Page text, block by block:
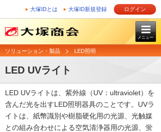
大塚IDとは 大塚ID新規登録 ログイン
メニュー
ソリューション・製品 LED照明
LED UVライト
LED UVライトは、紫外線（UV：ultraviolet）を
含んだ光を出すLED照明器具のことです。UVラ
イトは、紙幣識別や樹脂硬化用の光源、光触媒
との組み合わせによる空気清浄器用の光源、蛍